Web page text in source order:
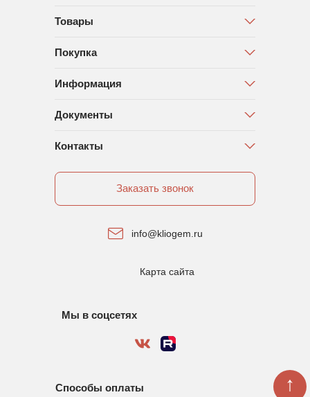
Товары
Покупка
Информация
Документы
Контакты
Заказать звонок
info@kliogem.ru
Карта сайта
Мы в соцсетях
Способы оплаты ↑